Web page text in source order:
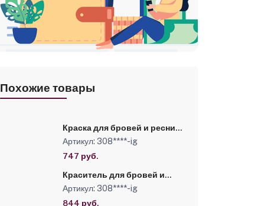
Похожие товары
Краска для бровей и ресниц
RefectoCil № 2 Иссиня-
чёрный, 15 мл
Артикул: 308****-ig
747 руб.
Краситель для бровей и
ресниц RefectoCil № 3.1
Светло-коричневый, 15 мл
Артикул: 308****-ig
844 руб.